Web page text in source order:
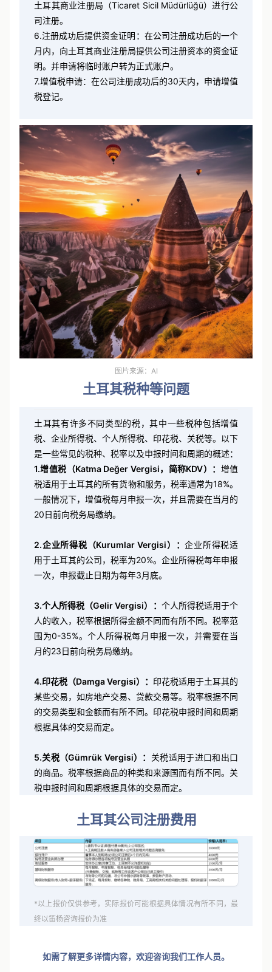
5.提交注册：将公司文件、税号和其他相关文件提交给
土耳其商业注册局（Ticaret Sicil Müdürlüğü）进行公
司注册。
6.注册成功后提供资金证明：在公司注册成功后的一个
月内，向土耳其商业注册局提供公司注册资本的资金证
明。并申请将临时账户转为正式账户。
7.增值税申请：在公司注册成功后的30天内，申请增值
图片来源：AI
土耳其有许多不同类型的税，其中一些税种包括增值
税、企业所得税、个人所得税、印花税、关税等。以下
是一些常见的税种、税率以及申报时间和周期的概述：
1.增值税（Katma Değer Vergisi，简称KDV）：增值
税适用于土耳其的所有货物和服务，税率通常为18%。
一般情况下，增值税每月申报一次，并且需要在当月的
2.企业所得税（Kurumlar Vergisi）：企业所得税适
用于土耳其的公司，税率为20%。企业所得税每年申报
3.个人所得税（Gelir Vergisi）：个人所得税适用于个
人的收入，税率根据所得金额不同而有所不同。税率范
围为0-35%。个人所得税每月申报一次，并需要在当
4.印花税（Damga Vergisi）：印花税适用于土耳其的
某些交易，如房地产交易、贷款交易等。税率根据不同
的交易类型和金额而有所不同。印花税申报时间和周期
5.关税（Gümrük Vergisi）：关税适用于进口和出口
的商品。税率根据商品的种类和来源国而有所不同。关
*以上报价仅供参考，实际报价可能根据具体情况有所不同，最